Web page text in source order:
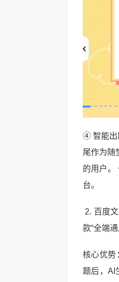
④ 智能出
尾作为随
的用户。
台。
2. 百度
款“全端
核心优势
题后，AI